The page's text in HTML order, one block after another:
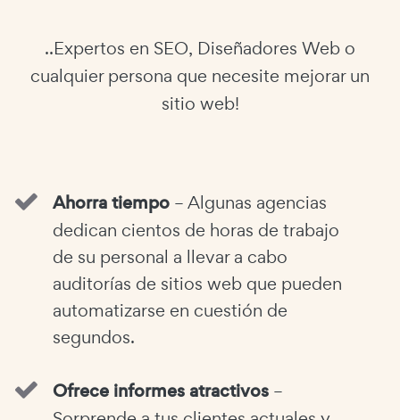
..Expertos en SEO, Diseñadores Web o
cualquier persona que necesite mejorar un
sitio web!
Ahorra tiempo – Algunas agencias
dedican cientos de horas de trabajo
de su personal a llevar a cabo
auditorías de sitios web que pueden
automatizarse en cuestión de
segundos.
Ofrece informes atractivos –